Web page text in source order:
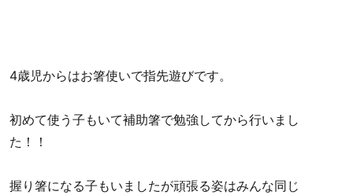
4歳児からはお箸使いで指先遊びです。
初めて使う子もいて補助箸で勉強してから行いまし
た！！
握り箸になる子もいましたが頑張る姿はみんな同じ